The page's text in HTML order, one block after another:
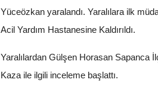
Yüceözkan yaralandı. Yaralılara ilk
Acil Yardım Hastanesine Kaldırıldı.
Yaralılardan Gülşen Horasan Sapanca
Kaza ile ilgili inceleme başlattı.